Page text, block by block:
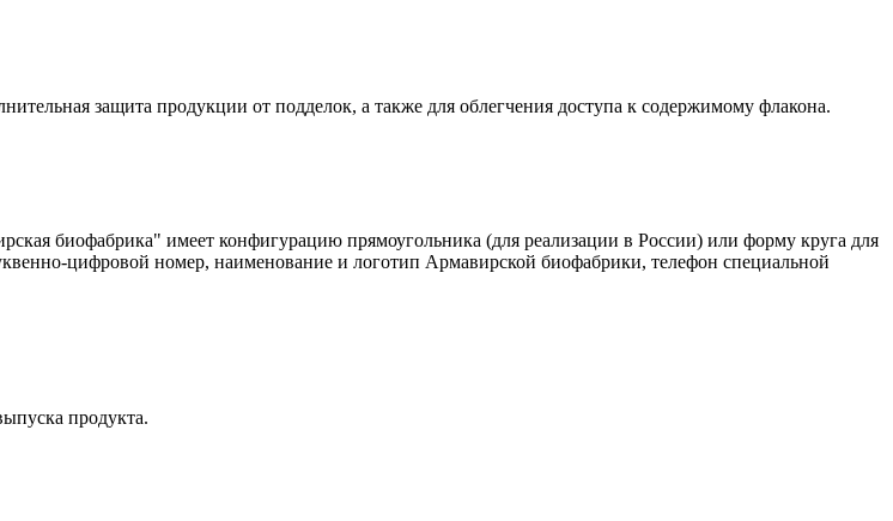
защита продукции от подделок, а также для облегчения доступа к содержимому флакона.
биофабрика" имеет конфигурацию прямоугольника (для реализации в России) или форму круга для
цифровой номер, наименование и логотип Армавирской биофабрики, телефон специальной
продукта.